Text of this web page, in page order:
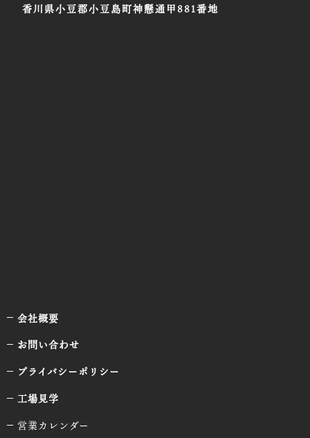
香川県小豆郡小豆島町神懸通甲881番地
会社概要
お問い合わせ
プライバシーポリシー
工場見学
営業カレンダー